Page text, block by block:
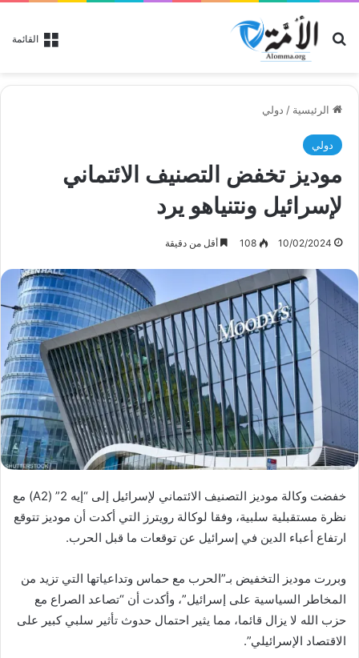
القائمة بحث عن
الرئيسية / دولي
دولي
موديز تخفض التصنيف الائتماني
لإسرائيل ونتنياهو يرد
10/02/2024
108 أقل من دقيقة
خفضت وكالة موديز التصنيف الائتماني لإسرائيل إلى “إيه 2” (A2) مع
نظرة مستقبلية سلبية، وفقا لوكالة رويترز التي أكدت أن موديز تتوقع
ارتفاع أعباء الدين في إسرائيل عن توقعات ما قبل الحرب.
وبررت موديز التخفيض بـ”الحرب مع حماس وتداعياتها التي تزيد من
المخاطر السياسية على إسرائيل”، وأكدت أن “تصاعد الصراع مع
حزب الله لا يزال قائما، مما يثير احتمال حدوث تأثير سلبي كبير على
الاقتصاد الإسرائيلي”.